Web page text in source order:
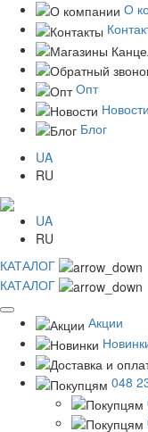
О
Опт
Новости
Блог
UA
RU
UA
RU
КАТАЛОГ
КАТАЛОГ
Акции
048